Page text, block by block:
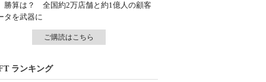
勝算は？ 全国約2万店舗と約1億人の顧客
タを武器に
ご購読はこちら
ランキング